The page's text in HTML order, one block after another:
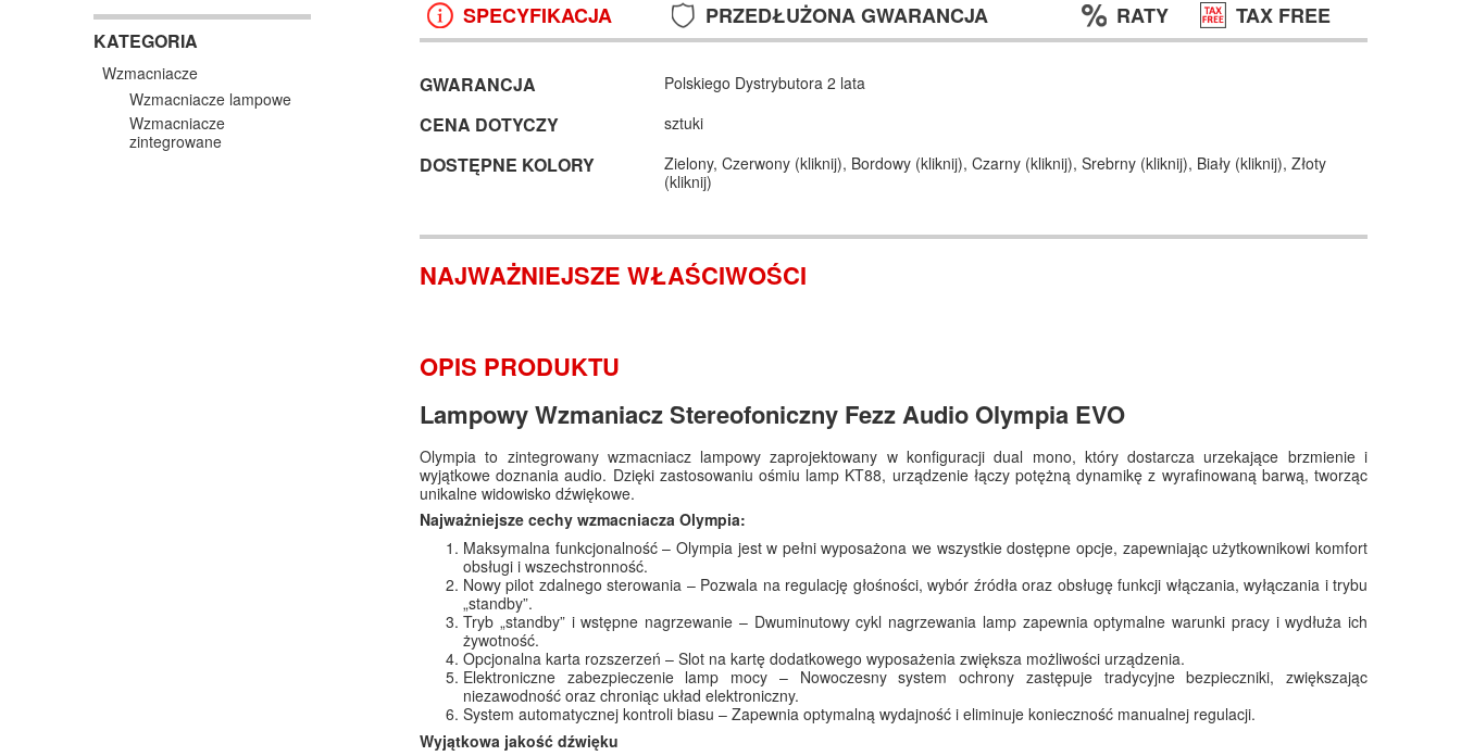
KATEGORIA
Wzmacniacze
Wzmacniacze lampowe
Wzmacniacze
zintegrowane
SPECYFIKACJA PRZEDŁUŻONA GWARANCJA RATY TAX FREE
GWARANCJA Polskiego Dystrybutora 2 lata
CENA DOTYCZY sztuki
DOSTĘPNE KOLORY Zielony, Czerwony (kliknij), Bordowy (kliknij), Czarny (kliknij), Srebrny (kliknij), Biały (kliknij), Złoty
(kliknij)
NAJWAŻNIEJSZE WŁAŚCIWOŚCI
OPIS PRODUKTU
Lampowy Wzmaniacz Stereofoniczny Fezz Audio Olympia EVO
Olympia to zintegrowany wzmacniacz lampowy zaprojektowany w konfiguracji dual mono, który dostarcza urzekające brzmienie i
wyjątkowe doznania audio. Dzięki zastosowaniu ośmiu lamp KT88, urządzenie łączy potężną dynamikę z wyrafinowaną barwą, tworząc
unikalne widowisko dźwiękowe.
Najważniejsze cechy wzmacniacza Olympia:
Maksymalna funkcjonalność – Olympia jest w pełni wyposażona we wszystkie dostępne opcje, zapewniając użytkownikowi komfort
obsługi i wszechstronność.
Nowy pilot zdalnego sterowania – Pozwala na regulację głośności, wybór źródła oraz obsługę funkcji włączania, wyłączania i trybu
„standby”.
Tryb „standby” i wstępne nagrzewanie – Dwuminutowy cykl nagrzewania lamp zapewnia optymalne warunki pracy i wydłuża ich
żywotność.
Opcjonalna karta rozszerzeń – Slot na kartę dodatkowego wyposażenia zwiększa możliwości urządzenia.
Elektroniczne zabezpieczenie lamp mocy – Nowoczesny system ochrony zastępuje tradycyjne bezpieczniki, zwiększając
niezawodność oraz chroniąc układ elektroniczny.
System automatycznej kontroli biasu – Zapewnia optymalną wydajność i eliminuje konieczność manualnej regulacji.
Wyjątkowa jakość dźwięku